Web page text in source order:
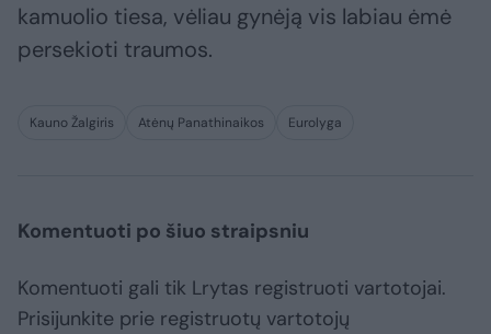
kamuolio tiesa, vėliau gynėją vis labiau ėmė
persekioti traumos.
Kauno Žalgiris Atėnų Panathinaikos Eurolyga
Komentuoti po šiuo straipsniu
Komentuoti gali tik Lrytas registruoti vartotojai.
Prisijunkite prie registruotų vartotojų